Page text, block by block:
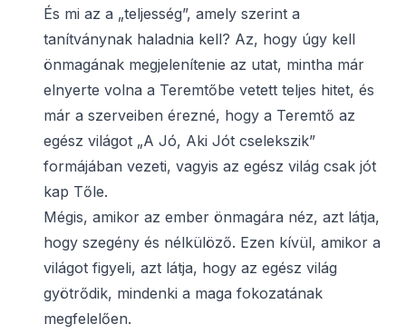
És mi az a „teljesség”, amely szerint a
tanítványnak haladnia kell? Az, hogy úgy kell
önmagának megjelenítenie az utat, mintha már
elnyerte volna a Teremtőbe vetett teljes hitet, és
már a szerveiben érezné, hogy a Teremtő az
egész világot „A Jó, Aki Jót cselekszik”
formájában vezeti, vagyis az egész világ csak jót
kap Tőle.
Mégis, amikor az ember önmagára néz, azt látja,
hogy szegény és nélkülöző. Ezen kívül, amikor a
világot figyeli, azt látja, hogy az egész világ
gyötrődik, mindenki a maga fokozatának
megfelelően.